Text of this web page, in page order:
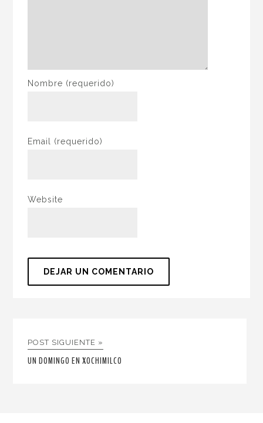
Nombre (requerido)
Email (requerido)
Website
POST SIGUIENTE »
UN DOMINGO EN XOCHIMILCO